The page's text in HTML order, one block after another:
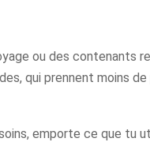
ou des contenants
qui prennent moins
emporte ce que tu